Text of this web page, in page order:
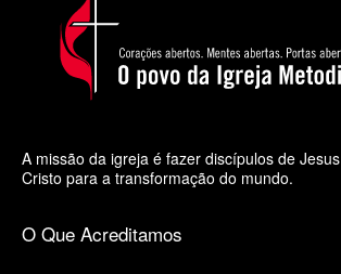
A missão da igreja é fazer discípulos de Jesus
Cristo para a transformação do mundo.
O Que Acreditamos